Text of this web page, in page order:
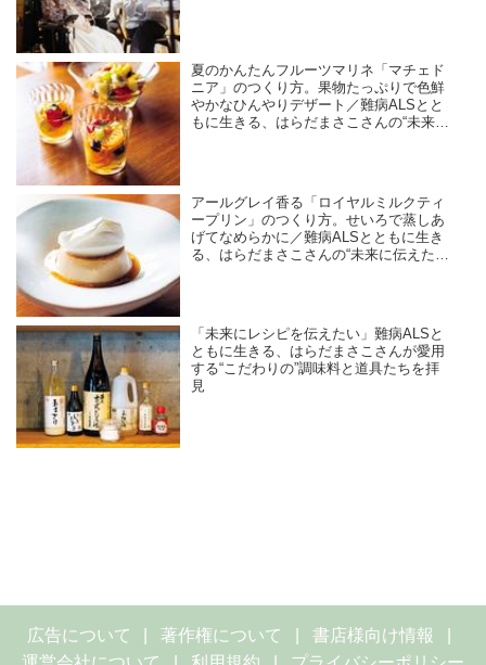
夏のかんたんフルーツマリネ「マチェド
ニア」のつくり方。果物たっぷりで色鮮
やかなひんやりデザート／難病ALSとと
もに生きる、はらだまさこさんの“未来に
アールグレイ香る「ロイヤルミルクティ
ープリン」のつくり方。せいろで蒸しあ
げてなめらかに／難病ALSとともに生き
る、はらだまさこさんの“未来に伝えた
「未来にレシピを伝えたい」難病ALSと
ともに生きる、はらだまさこさんが愛用
する“こだわりの”調味料と道具たちを拝
見
広告について 著作権について
書店様向け情報